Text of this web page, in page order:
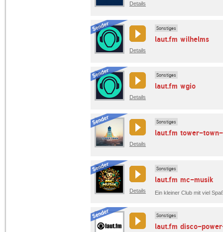
Details
Details
Sonstiges
laut.fm wilhelms
Details
Sonstiges
laut.fm wgio
Details
Sonstiges
laut.fm tower-
Details
Sonstiges
laut.fm mc-musik
Ein kleiner Club mit viel
Sonstiges
laut.fm disco-